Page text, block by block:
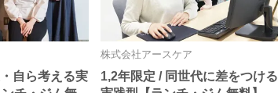
自ら考える実
株式会社アースケア
1,2年限定 / 同世代に差をつける